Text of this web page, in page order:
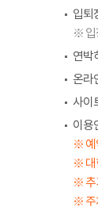
입퇴
※ 입
연박
온라
사이
이용
※ 예
※ 대
※ 추
※ 주